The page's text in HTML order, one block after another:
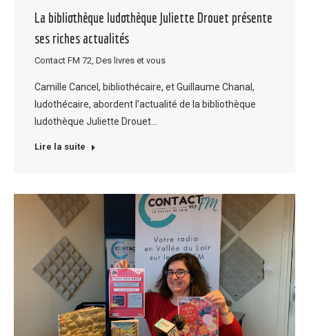
La bibliothèque ludothèque Juliette Drouet présente
ses riches actualités
Contact FM 72 Des livres et vous
Camille Cancel, bibliothécaire, et Guillaume Chanal,
ludothécaire, abordent l’actualité de la bibliothèque
ludothèque Juliette Drouet…
Lire la suite